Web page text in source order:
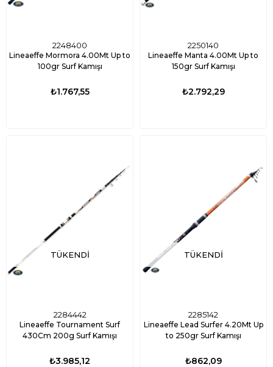
2248400
Lineaeffe Mormora 4.00Mt Up to
100gr Surf Kamışı
₺1.767,55
2250140
Lineaeffe Manta 4.00Mt Up to
150gr Surf Kamışı
₺2.792,29
TÜKENDI
2284442
Lineaeffe Tournament Surf
430Cm 200g Surf Kamışı
₺3.985,12
TÜKENDI
2285142
Lineaeffe Lead Surfer 4.20Mt Up
to 250gr Surf Kamışı
₺862,09